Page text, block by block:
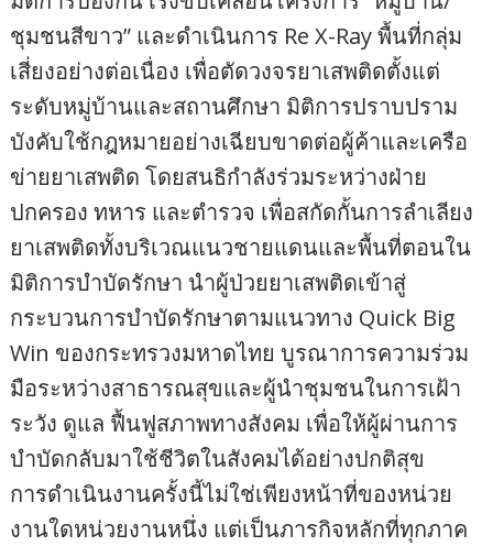
ชุมชนสีขาว” และดำเนินการ Re X-Ray พื้นที่กลุ่ม
เสี่ยงอย่างต่อเนื่อง เพื่อตัดวงจรยาเสพติดตั้งแต่
ระดับหมู่บ้านและสถานศึกษา มิติการปราบปราม
บังคับใช้กฎหมายอย่างเฉียบขาดต่อผู้ค้าและเครือ
ข่ายยาเสพติด โดยสนธิกำลังร่วมระหว่างฝ่าย
ปกครอง ทหาร และตำรวจ เพื่อสกัดกั้นการลำเลียง
ยาเสพติดทั้งบริเวณแนวชายแดนและพื้นที่ตอนใน
มิติการบำบัดรักษา นำผู้ป่วยยาเสพติดเข้าสู่
กระบวนการบำบัดรักษาตามแนวทาง Quick Big
Win ของกระทรวงมหาดไทย บูรณาการความร่วม
มือระหว่างสาธารณสุขและผู้นำชุมชนในการเฝ้า
ระวัง ดูแล ฟื้นฟูสภาพทางสังคม เพื่อให้ผู้ผ่านการ
บำบัดกลับมาใช้ชีวิตในสังคมได้อย่างปกติสุข
การดำเนินงานครั้งนี้ไม่ใช่เพียงหน้าที่ของหน่วย
งานใดหน่วยงานหนึ่ง แต่เป็นภารกิจหลักที่ทุกภาค